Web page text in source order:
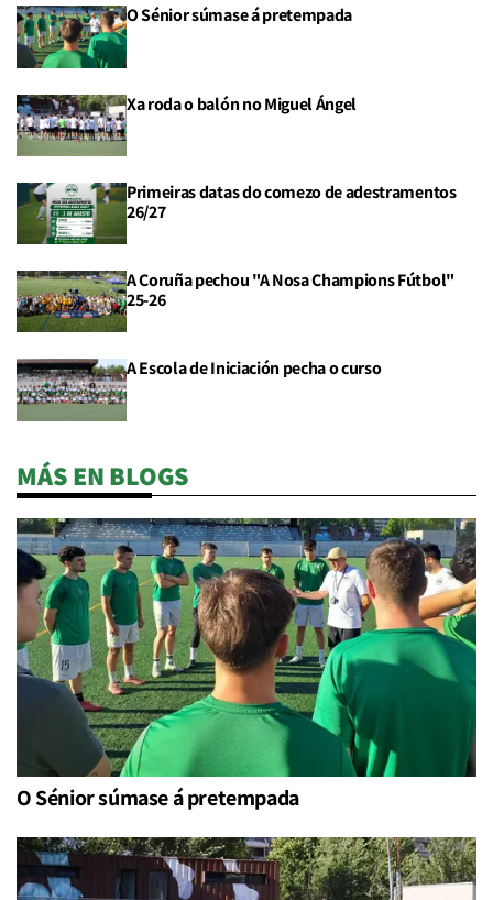
O Sénior súmase á pretempada
Xa roda o balón no Miguel Ángel
Primeiras datas do comezo de adestramentos
26/27
A Coruña pechou "A Nosa Champions Fútbol"
25-26
A Escola de Iniciación pecha o curso
MÁS EN BLOGS
O Sénior súmase á pretempada